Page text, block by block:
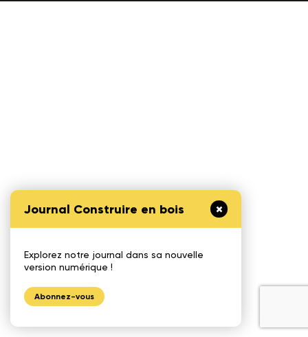
Journal Construire en bois
Explorez notre journal dans sa nouvelle
version numérique !
Abonnez-vous